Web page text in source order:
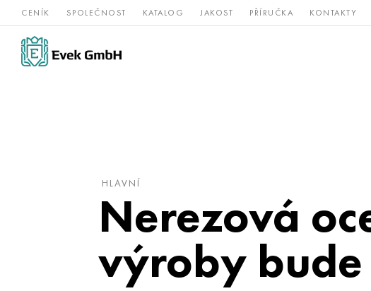
CENÍK SPOLEČNOST KATALOG JAKOST PŘÍRUČKA KONTAKTY
Slitiny
niklu
nerezová Vzácné a
HLAVNÍ
Nerezová
výroby